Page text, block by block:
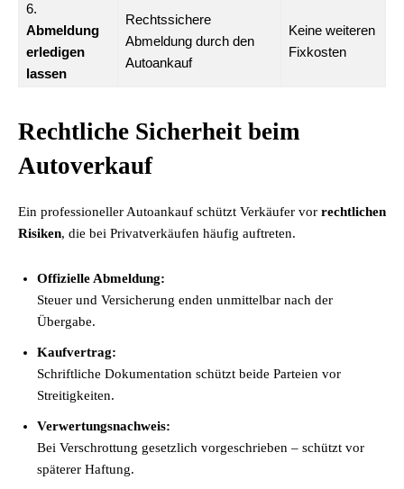
6.
Abmeldung
erledigen
lassen
Rechtssichere
Abmeldung durch den
Autoankauf
Keine weiteren
Fixkosten
Rechtliche Sicherheit beim
Autoverkauf
Ein professioneller Autoankauf schützt Verkäufer vor rechtlichen
Risiken, die bei Privatverkäufen häufig auftreten.
Offizielle Abmeldung:
Steuer und Versicherung enden unmittelbar nach der
Übergabe.
Kaufvertrag:
Schriftliche Dokumentation schützt beide Parteien vor
Streitigkeiten.
Verwertungsnachweis:
Bei Verschrottung gesetzlich vorgeschrieben – schützt vor
späterer Haftung.